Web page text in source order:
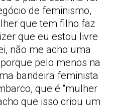
de feminismo,
que tem filho faz
que eu estou livre
não me acho uma
pelo menos na
bandeira feminista
que é “mulher
que isso criou um